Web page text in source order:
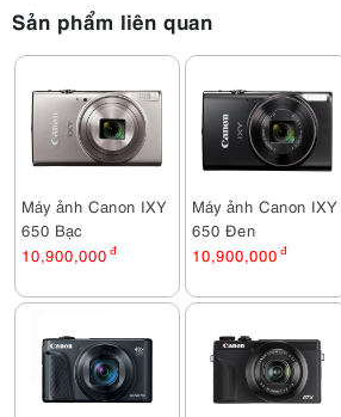
Sản phẩm liên quan
Máy ảnh Canon IXY
650 Bạc
10,900,000 đ
Máy ảnh Canon IXY
650 Đen
10,900,000 đ